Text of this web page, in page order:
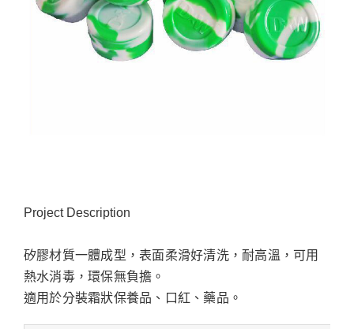
Project Description
矽膠材質一體成型，表面柔滑好清洗，耐高溫，可用
熱水消毒，環保無負擔。
適用於分裝霜狀保養品、口紅、藥品。